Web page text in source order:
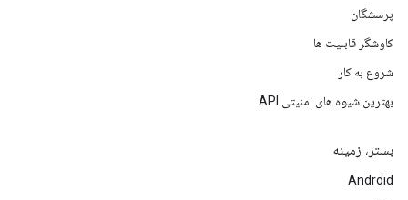
پرسشگان
کاوشگر قابلیت ها
شروع به کار
بهترین شیوه های امنیتی API
بستر، زمینه
Android